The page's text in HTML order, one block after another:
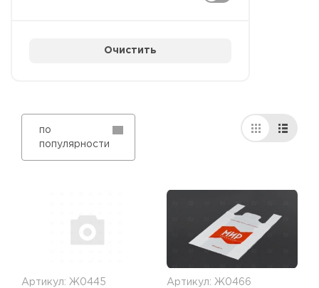
Очистить
по
популярности
Артикул: Ж0445
Артикул: Ж0466